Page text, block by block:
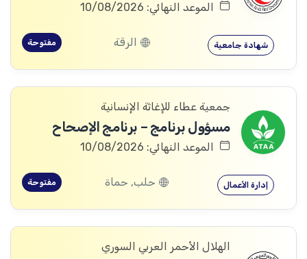
الموعد النهائي: 10/08/2026
شهادة جامعية الرقة مفتوحة
جمعية عطاء للإغاثة الإنسانية
مسؤول برنامج – برنامج الإصحاح
الموعد النهائي: 10/08/2026
إدارة الأعمال حلب, حماة مفتوحة
الهلال الأحمر العربي السوري